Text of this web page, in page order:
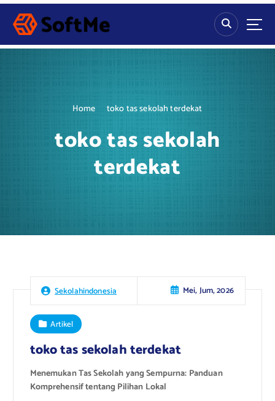
S
p
Home toko tas sekolah terdekat
toko tas sekolah
terdekat
Sekolahindonesia Mei, Jum, 2026
Artikel
toko tas sekolah terdekat
Menemukan Tas Sekolah yang Sempurna: Panduan
Komprehensif tentang Pilihan Lokal